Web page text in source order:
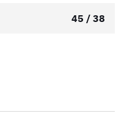
45 / 38